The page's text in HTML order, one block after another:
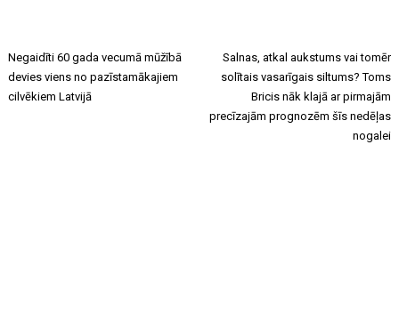
Negaidīti 60 gada vecumā mūžībā
devies viens no pazīstamākajiem
cilvēkiem Latvijā
Salnas, atkal aukstums vai tomēr
solītais vasarīgais siltums? Toms
Bricis nāk klajā ar pirmajām
precīzajām prognozēm šīs nedēļas
nogalei